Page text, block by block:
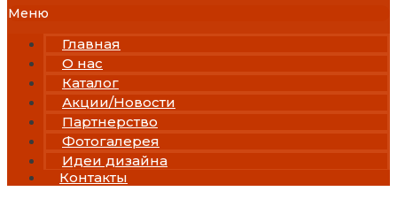
Меню
Главная
О нас
Каталог
Акции/Новости
Партнерство
Фотогалерея
Идеи дизайна
Контакты